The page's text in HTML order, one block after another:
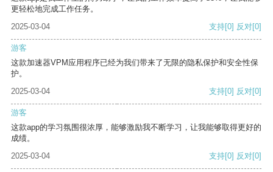
更轻松地完成工作任务。
2025-03-04
支持[0] 反对[0]
游客
这款加速器VPM应用程序已经为我们带来了无限的隐私保护和安全性保
护。
2025-03-04
支持[0] 反对[0]
游客
这款app的学习氛围很浓厚，能够激励我不断学习，让我能够取得更好的
成绩。
2025-03-04
支持[0] 反对[0]